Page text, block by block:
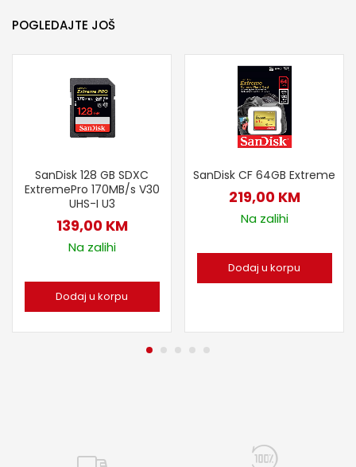
POGLEDAJTE JOŠ
SanDisk 128 GB SDXC
ExtremePro 170MB/s V30
UHS-I U3
139,00 KM
Na zalihi
Dodaj u korpu
SanDisk CF 64GB Extreme
219,00 KM
Na zalihi
Dodaj u korpu